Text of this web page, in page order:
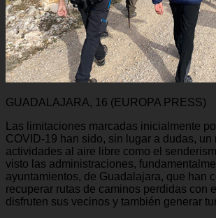
GUADALAJARA, 16 (EUROPA PRESS)
Las limitaciones marcadas inicialmente
COVID-19 han sido, sin lugar a dudas, un
actividades al aire libre como el
visto las administraciones,
ayuntamientos, de Guadalajara, que han
recuperar rutas de caminos perdidas con
disfruten sus vecinos y también generar